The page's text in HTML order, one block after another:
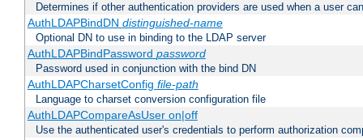
Determines if other authentication providers are used when a user
AuthLDAPBindDN distinguished-name
Optional DN to use in binding to the LDAP server
AuthLDAPBindPassword password
Password used in conjunction with the bind DN
AuthLDAPCharsetConfig file-path
Language to charset conversion configuration file
AuthLDAPCompareAsUser on|off
Use the authenticated user's credentials to perform authorization